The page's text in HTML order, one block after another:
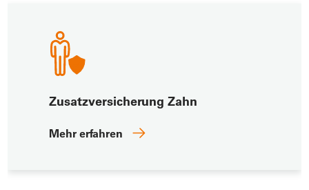
Zusatzversicherung Zahn
Mehr erfahren